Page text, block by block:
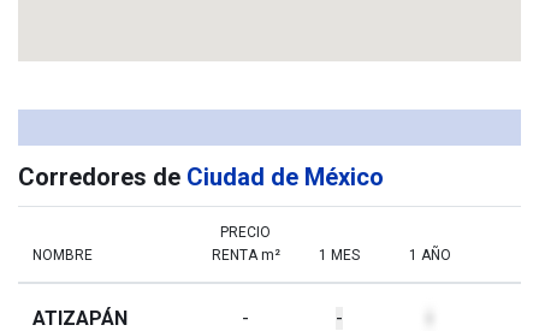
Corredores de Ciudad de México
NOMBRE
PRECIO
RENTA m²
1 MES 1 AÑO
ATIZAPÁN - -